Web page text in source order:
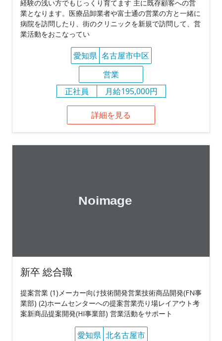
経験の浅い方でもじっくり育てます 主に既存顧客への営
業となります。医療品卸業者や富士通の営業の方と一緒に
病院を訪問したり、街のクリニックを新規で訪問して、営
業活動をおこなってい
愛知県 名古屋市中区
営業
正社員
月給195,000円
詳細を見る
新卒 総合職
提案営業 (1)メーカー向け技術開発営業技術商品開発(FN事
業部) (2)ホームセンターへの提案営業売り場レイアウト考
案新商品提案開発(HI事業部) 営業活動をサポート
愛知県 北名古屋市